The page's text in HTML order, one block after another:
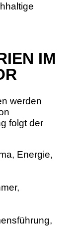
IM
werden
folgt der
Energie,